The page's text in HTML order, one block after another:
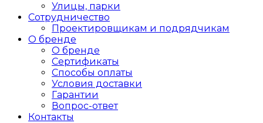
Улицы, парки
Сотрудничество
Проектировщикам и подрядчикам
О бренде
О бренде
Сертификаты
Способы оплаты
Условия доставки
Гарантии
Вопрос-ответ
Контакты